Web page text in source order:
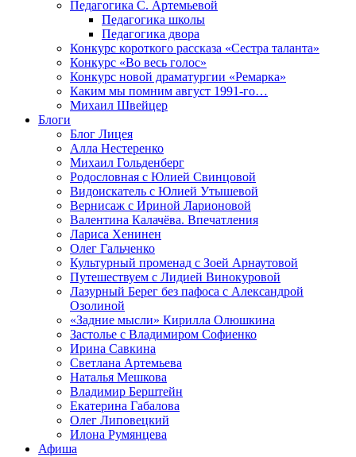
Педагогика С. Артемьевой
Педагогика школы
Педагогика двора
Конкурс короткого рассказа «Сестра таланта»
Конкурс «Во весь голос»
Конкурс новой драматургии «Ремарка»
Каким мы помним август 1991-го…
Михаил Швейцер
Блоги
Блог Лицея
Алла Нестеренко
Михаил Гольденберг
Родословная с Юлией Свинцовой
Видоискатель с Юлией Утышевой
Вернисаж с Ириной Ларионовой
Валентина Калачёва. Впечатления
Лариса Хенинен
Олег Гальченко
Культурный променад с Зоей Арнаутовой
Путешествуем с Лидией Винокуровой
Лазурный Берег без пафоса с Александрой
Озолиной
«Задние мысли» Кирилла Олюшкина
Застолье с Владимиром Софиенко
Ирина Савкина
Светлана Артемьева
Наталья Мешкова
Владимир Берштейн
Екатерина Габалова
Олег Липовецкий
Илона Румянцева
Афиша